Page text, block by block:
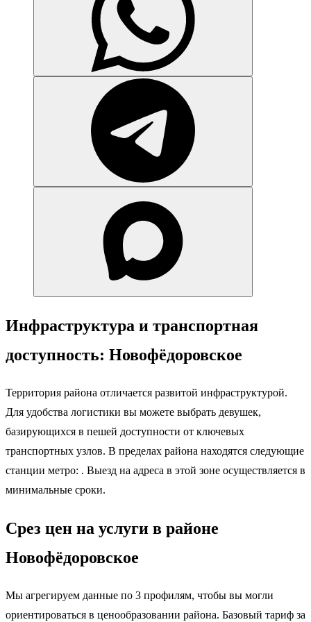
Инфраструктура и транспортная
доступность: Новофёдоровское
Территория района отличается развитой инфраструктурой.
Для удобства логистики вы можете выбрать девушек,
базирующихся в пешей доступности от ключевых
транспортных узлов. В пределах района находятся следующие
станции метро: . Выезд на адреса в этой зоне осуществляется в
минимальные сроки.
Срез цен на услуги в районе
Новофёдоровское
Мы агрегируем данные по 3 профилям, чтобы вы могли
ориентироваться в ценообразовании района. Базовый тариф за